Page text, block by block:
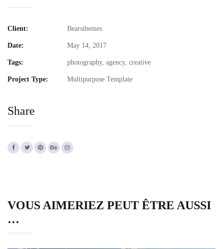
Client: Bearsthemes
Date: May 14, 2017
Tags: photography, agency, creative
Project Type: Multipurpose Template
Share
VOUS AIMERIEZ PEUT ÊTRE AUSSI
…